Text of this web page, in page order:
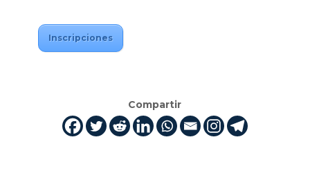
Inscripciones
Compartir